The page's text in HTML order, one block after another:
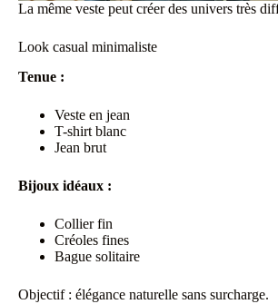
La même veste peut créer des univers très
Look casual minimaliste
Tenue :
Veste en jean
T-shirt blanc
Jean brut
Bijoux idéaux :
Collier fin
Créoles fines
Bague solitaire
Objectif : élégance naturelle sans surcharge.